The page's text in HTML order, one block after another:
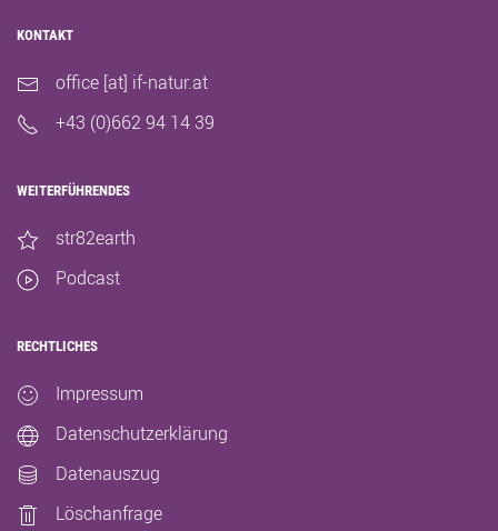
KONTAKT
office [at] if-natur.at
+43 (0)662 94 14 39
WEITERFÜHRENDES
str82earth
Podcast
RECHTLICHES
Impressum
Datenschutzerklärung
Datenauszug
Löschanfrage